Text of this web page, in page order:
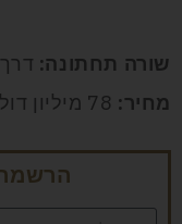
שורה תחתונה:
מחיר: 78 מיליון דולר
הרשמה